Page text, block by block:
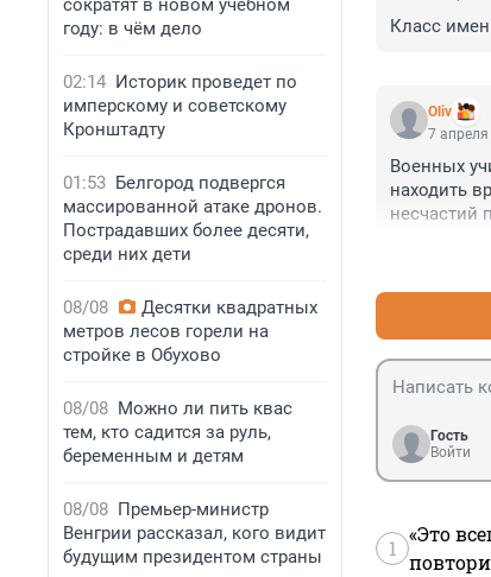
сократят в новом учебном
году: в чём дело
02:14 Историк проведет по
имперскому и советскому
Кронштадту
01:53 Белгород подвергся
массированной атаке дронов.
Пострадавших более десяти,
среди них дети
08/08
Десятки квадратных
метров лесов горели на
стройке в Обухово
08/08 Можно ли пить квас
тем, кто садится за руль,
беременным и детям
08/08 Премьер-министр
Венгрии рассказал, кого видит
будущим президентом страны
Класс
Oliv
7
Военных
находить
несчастий
Гость
Войти
1
«Это